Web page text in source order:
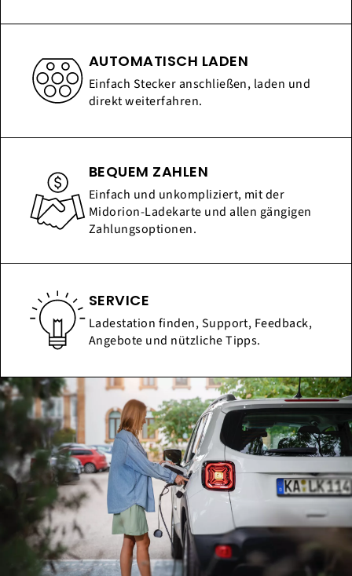
AUTOMATISCH LADEN
Einfach Stecker anschließen, laden und
direkt weiterfahren.
BEQUEM ZAHLEN
Einfach und unkompliziert, mit der
Midorion-Ladekarte und allen gängigen
Zahlungsoptionen.
SERVICE
Ladestation finden, Support, Feedback,
Angebote und nützliche Tipps.